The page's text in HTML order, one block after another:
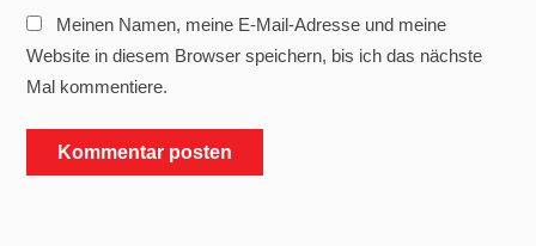
Meinen Namen, meine E-Mail-Adresse und meine
Website in diesem Browser speichern, bis ich das nächste
Mal kommentiere.